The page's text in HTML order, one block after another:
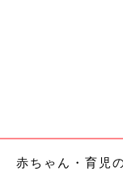
めは冷蔵庫保管。ひ
赤ちゃん・育児